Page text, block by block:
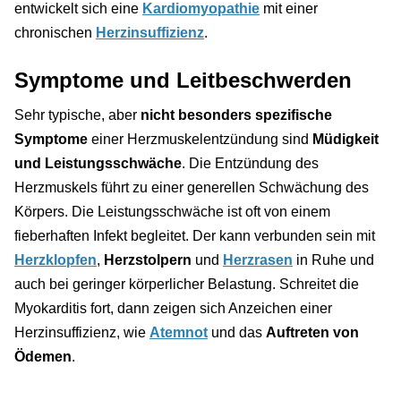
entwickelt sich eine Kardiomyopathie mit einer
chronischen Herzinsuffizienz.
Symptome und Leitbeschwerden
Sehr typische, aber nicht besonders spezifische
Symptome einer Herzmuskelentzündung sind Müdigkeit
und Leistungsschwäche. Die Entzündung des
Herzmuskels führt zu einer generellen Schwächung des
Körpers. Die Leistungsschwäche ist oft von einem
fieberhaften Infekt begleitet. Der kann verbunden sein mit
Herzklopfen, Herzstolpern und Herzrasen in Ruhe und
auch bei geringer körperlicher Belastung. Schreitet die
Myokarditis fort, dann zeigen sich Anzeichen einer
Herzinsuffizienz, wie Atemnot und das Auftreten von
Ödemen.